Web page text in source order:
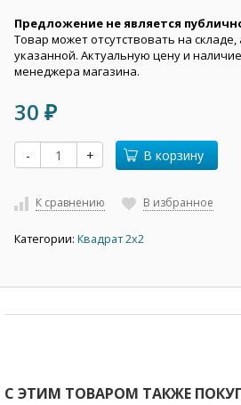
Предложение не является
Товар может отсутствовать на
указанной. Актуальную цену и
менеджера магазина.
30 ₽
- + В корзину
К сравнению В избранное
Категории: Квадрат 2х2
С ЭТИМ ТОВАРОМ ТАКЖЕ